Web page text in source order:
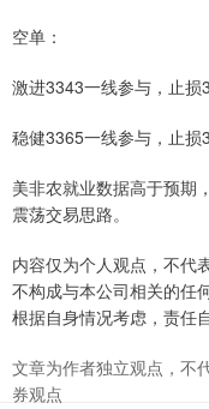
空单：
激进3343一线参与，止
稳健3365一线参与，止
美非农就业数据高于预期
震荡交易思路。
内容仅为个人观点，不代
不构成与本公司相关的任
根据自身情况考虑，责任自
文章为作者独立观点，不
券观点